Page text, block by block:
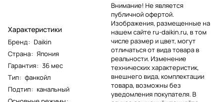
Характеристики
Бренд: Daikin
Страна: Япония
Гарантия: 36 мес
Тип: фанкойл
Подтип: канальный
Внимание! Не является
публичной офертой.
Изображения, размещенные на
нашем сайте ru-daikin.ru, в том
числе размер и цвет, могут
отличаться от вида товара в
реальности. Изменение
технических характеристик,
внешнего вида, комплектации
товара, возможны без
уведомления покупателя. В